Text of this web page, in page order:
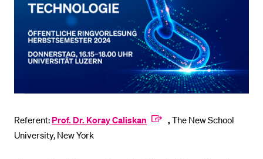
Referent: Prof. Dr. Koray Caliskan , The New School
University, New York